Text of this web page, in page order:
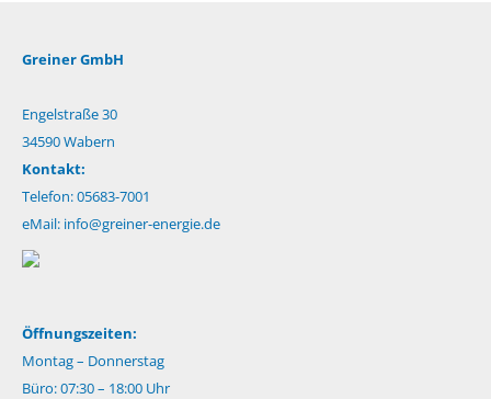
Greiner GmbH
Engelstraße 30
34590 Wabern
Kontakt:
Telefon: 05683-7001
eMail: info@greiner-energie.de
Öffnungszeiten:
Montag – Donnerstag
Büro: 07:30 – 18:00 Uhr